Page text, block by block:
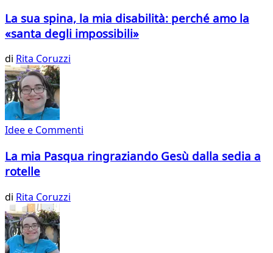
La sua spina, la mia disabilità: perché amo la
«santa degli impossibili»
di Rita Coruzzi
Idee e Commenti
La mia Pasqua ringraziando Gesù dalla sedia a
rotelle
di Rita Coruzzi